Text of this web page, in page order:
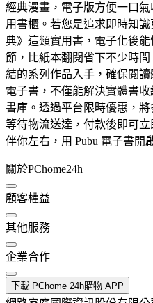
經典漫畫，電子版方便一口
用書櫃。若您是追求即時知
典》這類實用書，電子化後
節，比紙本翻閱省下不少時
結的系列作品入手，確保閱
電子書，不僅能解決實體書
書庫。透過平台限時優惠，
等待物流送達，付款後即可
伴你左右，用 Pubu 電子書開
關於PChome24h
顧客權益
其他服務
企業合作
下載 PChome 24h購物 APP